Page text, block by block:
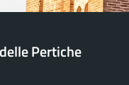
Pertiche